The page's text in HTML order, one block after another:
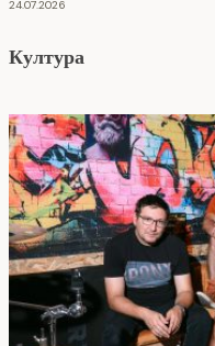
24.07.2026
Култура